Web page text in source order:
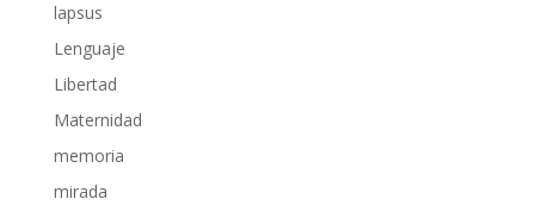
lapsus
Lenguaje
Libertad
Maternidad
memoria
mirada